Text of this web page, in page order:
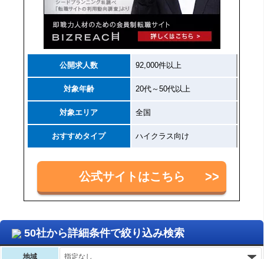
公開求人数 92,000件以上
対象年齢 20代～50代以上
対象エリア 全国
おすすめタイプ ハイクラス向け
公式サイトはこちら
50社から詳細条件で絞り込み検索
地域